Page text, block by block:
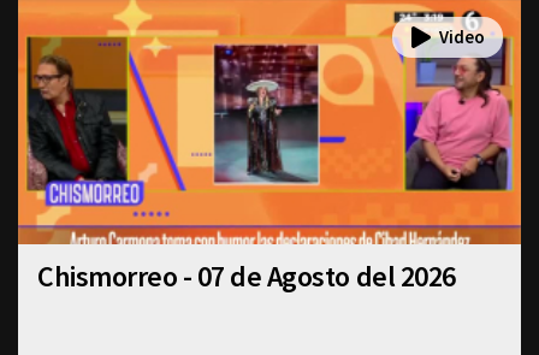
Chismorreo - 07 de Agosto del 2026